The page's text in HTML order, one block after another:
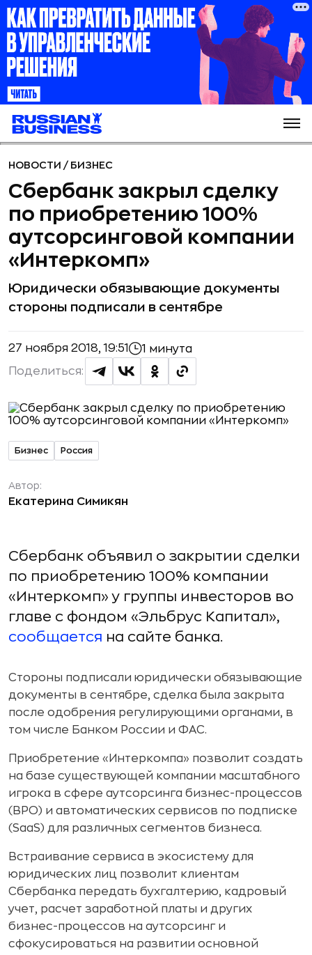
НОВОСТИ / БИЗНЕС
Сбербанк закрыл сделку
по приобретению 100%
аутсорсинговой компании
«Интеркомп»
Юридически обязывающие документы
стороны подписали в сентябре
27 ноября 2018, 19:51 1 минута
Поделиться:
Бизнес Россия
Автор:
Екатерина Симикян
Сбербанк объявил о закрытии сделки
по приобретению 100% компании
«Интеркомп» у группы инвесторов во
главе с фондом «Эльбрус Капитал»,
сообщается на сайте банка.
Стороны подписали юридически обязывающие
документы в сентябре, сделка была закрыта
после одобрения регулирующими органами, в
том числе Банком России и ФАС.
Приобретение «Интеркомпа» позволит создать
на базе существующей компании масштабного
игрока в сфере аутсорсинга бизнес-процессов
(BPO) и автоматических сервисов по подписке
(SaaS) для различных сегментов бизнеса.
Встраивание сервиса в экосистему для
юридических лиц позволит клиентам
Сбербанка передать бухгалтерию, кадровый
учет, расчет заработной платы и других
бизнес-процессов на аутсорсинг и
сфокусироваться на развитии основной